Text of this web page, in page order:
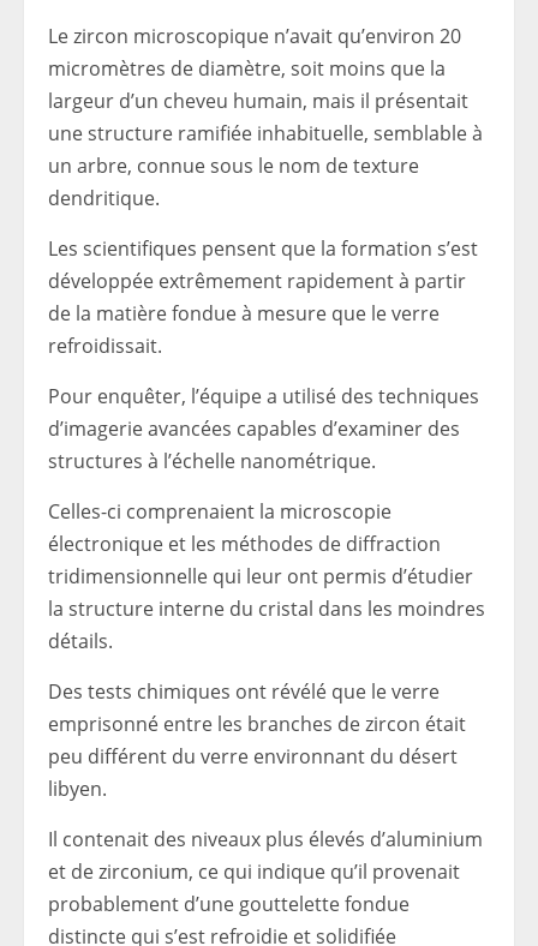
Le zircon microscopique n’avait qu’environ 20
micromètres de diamètre, soit moins que la
largeur d’un cheveu humain, mais il présentait
une structure ramifiée inhabituelle, semblable à
un arbre, connue sous le nom de texture
dendritique.
Les scientifiques pensent que la formation s’est
développée extrêmement rapidement à partir
de la matière fondue à mesure que le verre
refroidissait.
Pour enquêter, l’équipe a utilisé des techniques
d’imagerie avancées capables d’examiner des
structures à l’échelle nanométrique.
Celles-ci comprenaient la microscopie
électronique et les méthodes de diffraction
tridimensionnelle qui leur ont permis d’étudier
la structure interne du cristal dans les moindres
détails.
Des tests chimiques ont révélé que le verre
emprisonné entre les branches de zircon était
peu différent du verre environnant du désert
libyen.
Il contenait des niveaux plus élevés d’aluminium
et de zirconium, ce qui indique qu’il provenait
probablement d’une gouttelette fondue
distincte qui s’est refroidie et solidifiée